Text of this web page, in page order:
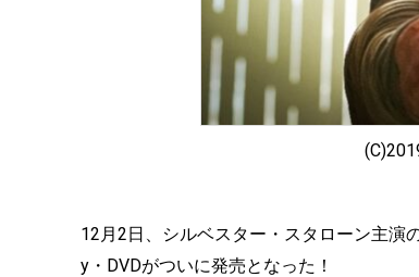
12月2日、シルベスター・スタローン主演
y・DVDがついに発売となった！